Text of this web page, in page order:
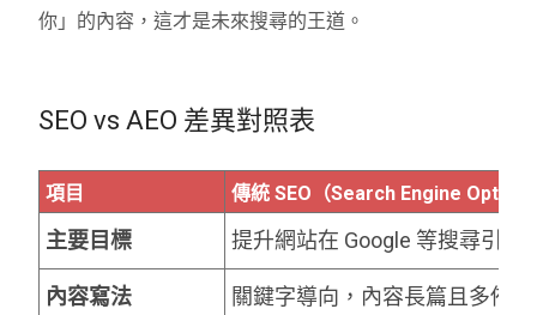
你」的內容，這才是未來搜尋的王道。
SEO vs AEO 差異對照表
項目 傳統 SEO（Search Engine
主要目標 提升網站在 Google 等搜尋引擎
內容寫法 關鍵字導向，內容長篇且多佈局